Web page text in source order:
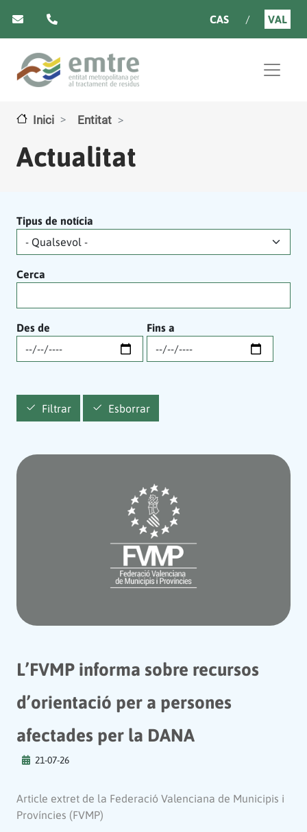
CAS VAL
Inici Entitat
Actualitat
Tipus de notícia
Cerca
Des de Fins a
Filtrar Esborrar
L’FVMP informa sobre recursos
d’orientació per a persones
afectades per la DANA
21-07-26
Article extret de la Federació Valenciana de Municipis i
Províncies (FVMP)